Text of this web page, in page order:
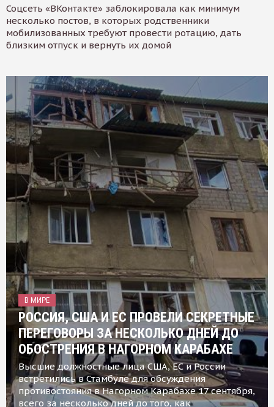
Соцсеть «ВКонтакте» заблокировала как минимум
несколько постов, в которых родственники
мобилизованных требуют провести ротацию, дать
близким отпуск и вернуть их домой
В МИРЕ
РОССИЯ, США И ЕС ПРОВЕЛИ СЕКРЕТНЫЕ
ПЕРЕГОВОРЫ ЗА НЕСКОЛЬКО ДНЕЙ ДО
ОБОСТРЕНИЯ В НАГОРНОМ КАРАБАХЕ
Высшие должностные лица США, ЕС и России
встретились в Стамбуле для обсуждения
противостояния в Нагорном Карабахе 17 сентября,
всего за несколько дней до того, как